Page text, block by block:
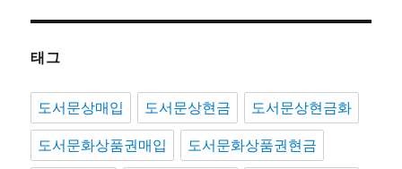
태그
도서문상매입 도서문상현금 도서문상현금화
도서문화상품권매입 도서문화상품권현금